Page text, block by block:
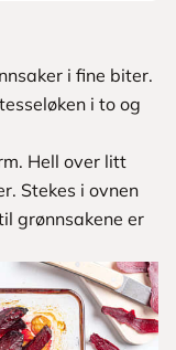
i fine biter.
i to og
Hell over litt
Stekes i ovnen
grønnsakene er